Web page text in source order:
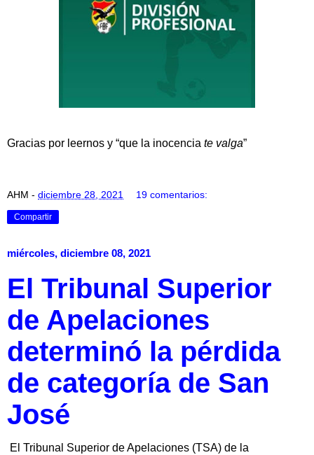
Gracias por leernos y “que la inocencia te valga”
AHM - diciembre 28, 2021 19 comentarios:
Compartir
miércoles, diciembre 08, 2021
El Tribunal Superior
de Apelaciones
determinó la pérdida
de categoría de San
José
El Tribunal Superior de Apelaciones (TSA) de la